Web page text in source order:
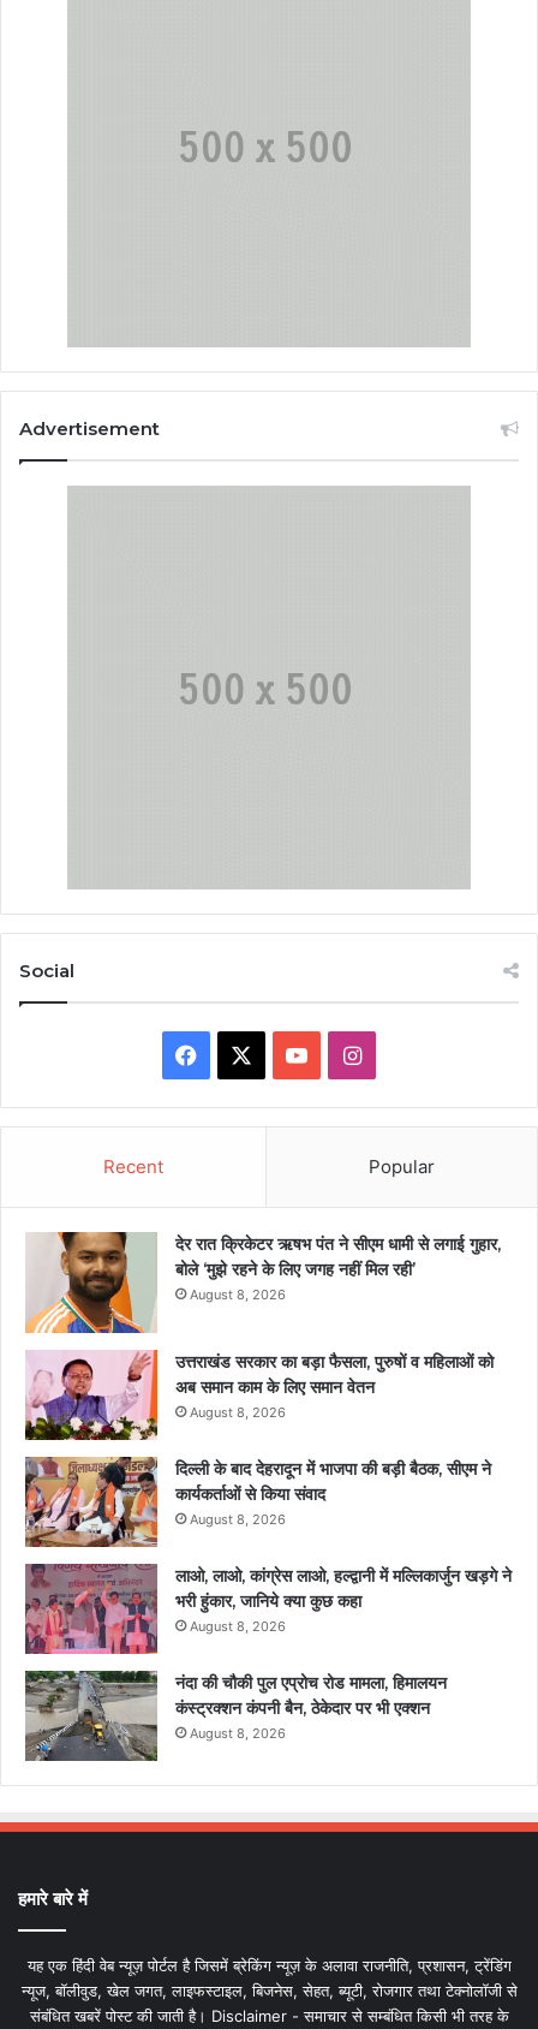
Advertisement
Social
Facebook YouTubeInstagram
Recent Popular
देर रात क्रिकेटर ऋषभ पंत ने सीएम धामी से लगाई गुहार,
बोले ‘मुझे रहने के लिए जगह नहीं मिल रही’
August 8, 2026
उत्तराखंड सरकार का बड़ा फैसला, पुरुषों व महिलाओं को
अब समान काम के लिए समान वेतन
August 8, 2026
दिल्ली के बाद देहरादून में भाजपा की बड़ी बैठक, सीएम ने
कार्यकर्ताओं से किया संवाद
August 8, 2026
लाओ, लाओ, कांग्रेस लाओ, हल्द्वानी में मल्लिकार्जुन खड़गे ने
भरी हुंकार, जानिये क्या कुछ कहा
August 8, 2026
नंदा की चौकी पुल एप्रोच रोड मामला, हिमालयन
कंस्ट्रक्शन कंपनी बैन, ठेकेदार पर भी एक्शन
August 8, 2026
हमारे बारे में
यह एक हिंदी वेब न्यूज़ पोर्टल है जिसमें ब्रेकिंग न्यूज़ के अलावा राजनीति, प्रशासन, ट्रेंडिंग
न्यूज, बॉलीवुड, खेल जगत, लाइफस्टाइल, बिजनेस, सेहत, ब्यूटी, रोजगार तथा टेक्नोलॉजी से
संबंधित खबरें पोस्ट की जाती है। Disclaimer - समाचार से सम्बंधित किसी भी तरह के